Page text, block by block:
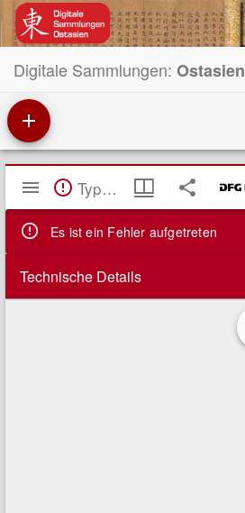
Digitale Sammlungen: Ostasien
Mirador
Viewer TypeError: Failed to fetch
Es ist ein Fehler aufgetreten
Technische Details